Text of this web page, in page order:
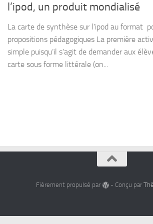
l’ipod, un produit mondialisé
La carte de synthèse sur l’ipod au format
propositions pédagogiques La première
simple puisqu’il s’agit de demander aux
carte sous forme littérale (on...
Fièrement propulsé par - Conçu par